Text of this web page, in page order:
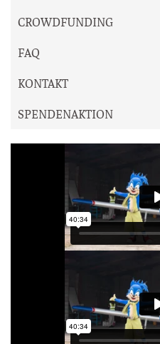
CROWDFUNDING
FAQ
KONTAKT
SPENDENAKTION